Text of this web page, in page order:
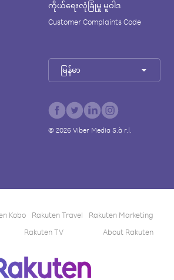
ကိုယ်ရေးလုံခြုံမှု မူဝါဒ
Customer Complaints Code
မြန်မာ
© 2026Viber Media S.à r.l.
Kobo Rakuten Travel
Rakuten Marketing
Rakuten TV About Rakuten